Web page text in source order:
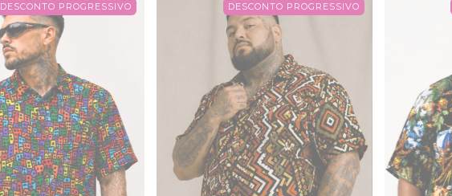
DESCONTO PROGRESSIVO DESCONTO PROGRESSIVO